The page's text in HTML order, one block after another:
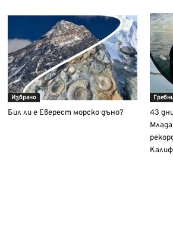
Избрано
Бил ли е Еверест морско дъно?
43